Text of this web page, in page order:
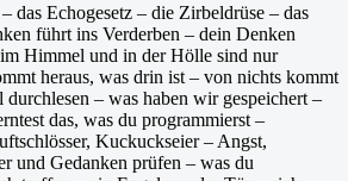
das Echogesetz – die Zirbeldrüse – das
führt ins Verderben – dein Denken
Himmel und in der Hölle sind nur
heraus, was drin ist – von nichts kommt
– was haben wir gespeichert –
das, was du programmierst –
Kuckuckseier – Angst,
und Gedanken prüfen – was du